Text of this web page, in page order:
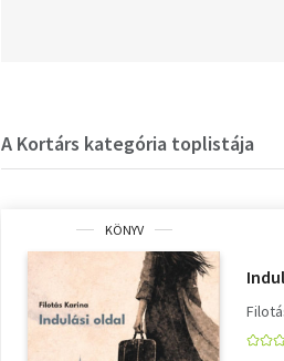
A Kortárs kategória toplistája
KÖNYV